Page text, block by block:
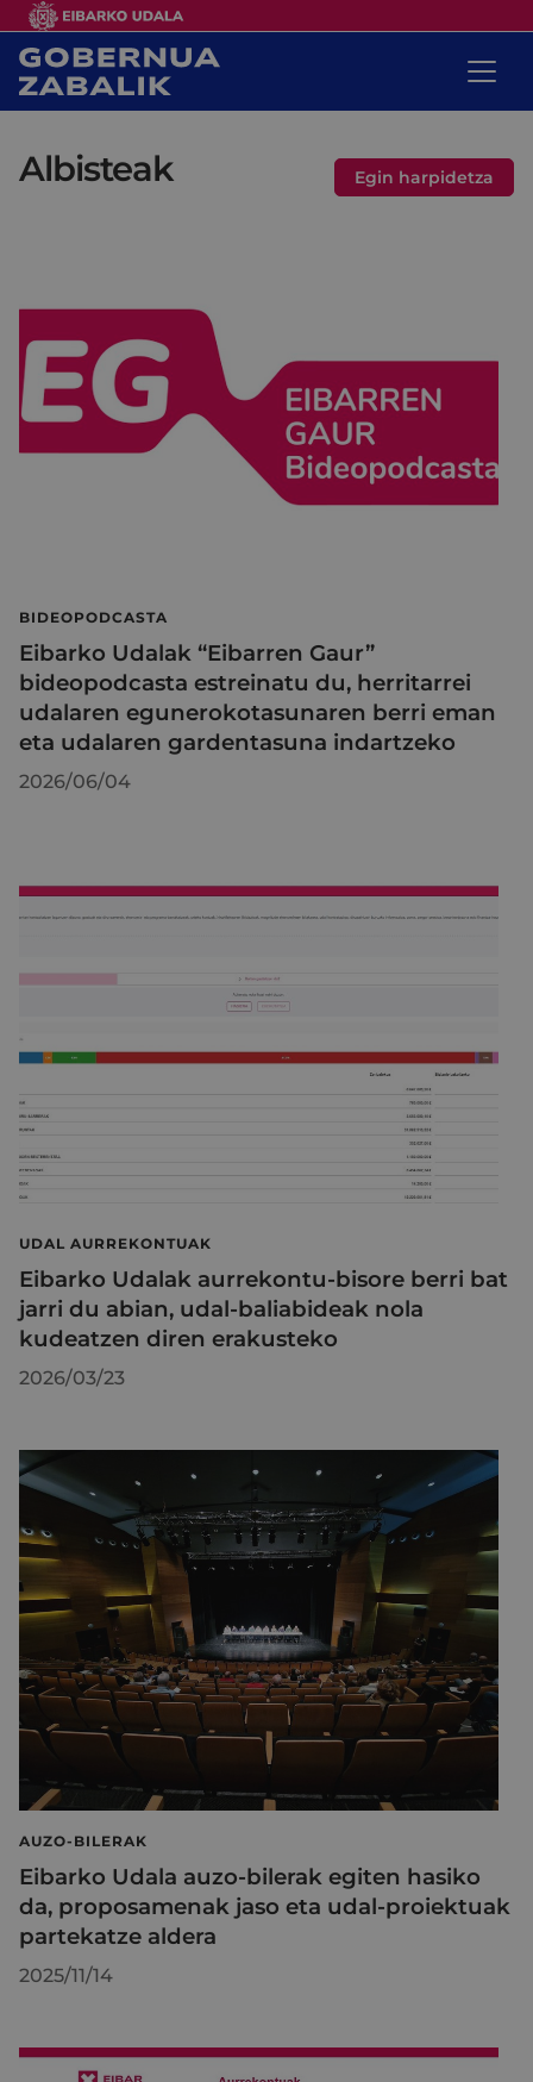
Albisteak Egin harpidetza
BIDEOPODCASTA
Eibarko Udalak “Eibarren Gaur”
bideopodcasta estreinatu du, herritarrei
udalaren egunerokotasunaren berri eman
eta udalaren gardentasuna indartzeko
2026/06/04
UDAL AURREKONTUAK
Eibarko Udalak aurrekontu-bisore berri bat
jarri du abian, udal-baliabideak nola
kudeatzen diren erakusteko
2026/03/23
AUZO-BILERAK
Eibarko Udala auzo-bilerak egiten hasiko
da, proposamenak jaso eta udal-proiektuak
partekatze aldera
2025/11/14